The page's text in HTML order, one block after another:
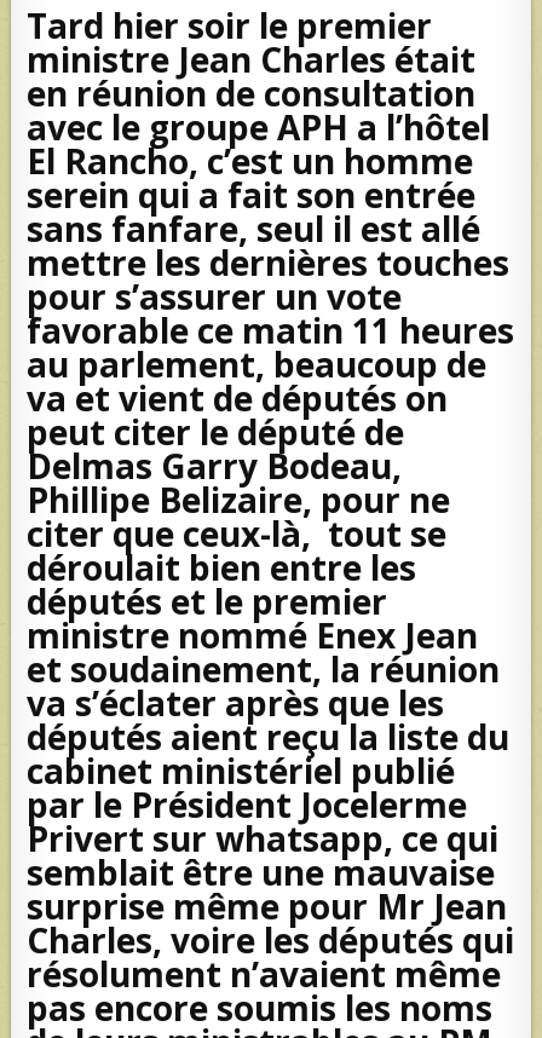
Tard hier soir le premier
ministre Jean Charles était
en réunion de consultation
avec le groupe APH a l’hôtel
El Rancho, c’est un homme
serein qui a fait son entrée
sans fanfare, seul il est allé
mettre les dernières touches
pour s’assurer un vote
favorable ce matin 11 heures
au parlement, beaucoup de
va et vient de députés on
peut citer le député de
Delmas Garry Bodeau,
Phillipe Belizaire, pour ne
citer que ceux-là, tout se
déroulait bien entre les
députés et le premier
ministre nommé Enex Jean
et soudainement, la réunion
va s’éclater après que les
députés aient reçu la liste du
cabinet ministériel publié
par le Président Jocelerme
Privert sur whatsapp, ce qui
semblait être une mauvaise
surprise même pour Mr Jean
Charles, voire les députés qui
résolument n’avaient même
pas encore soumis les noms